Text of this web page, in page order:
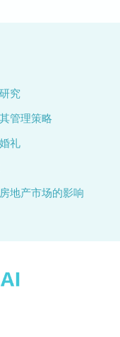
究
管理策略
礼
地产市场的影响